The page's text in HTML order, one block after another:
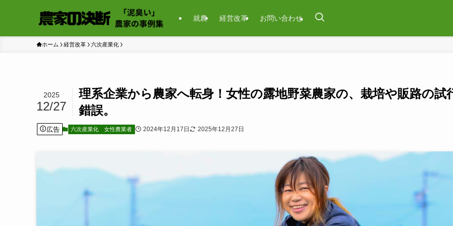
就農 経営改革 お問い合わせ
ホーム 経営改革 六次産業化
理系企業から農家へ転身！女性の露地野菜農家の、栽培や販路の試
錯誤。
2025
12/27
広告 六次産業化 女性農業者 2024年12月17日 2025年12月27日